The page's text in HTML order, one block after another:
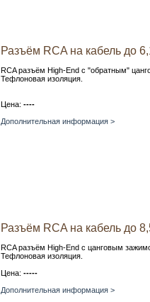
Разъём RCA на кабель до
RCA разъём High-End c "обратным"
Тефлоновая изоляция.
Цена: ----
Дополнительная информация >
Разъём RCA на кабель до
RCA разъём High-End c цанговым
Тефлоновая изоляция.
Цена: -----
Дополнительная информация >